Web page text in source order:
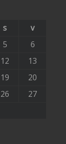
s
v
5
6
12
13
19
20
26
27